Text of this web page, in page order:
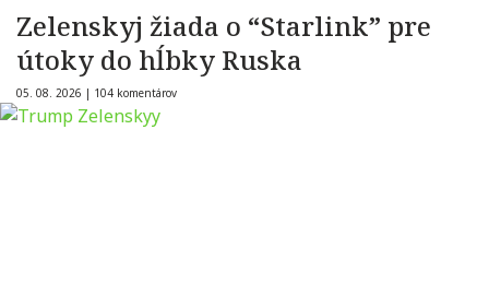
Zelenskyj žiada o “Starlink” pre
útoky do hĺbky Ruska
05. 08. 2026 | 104 komentárov